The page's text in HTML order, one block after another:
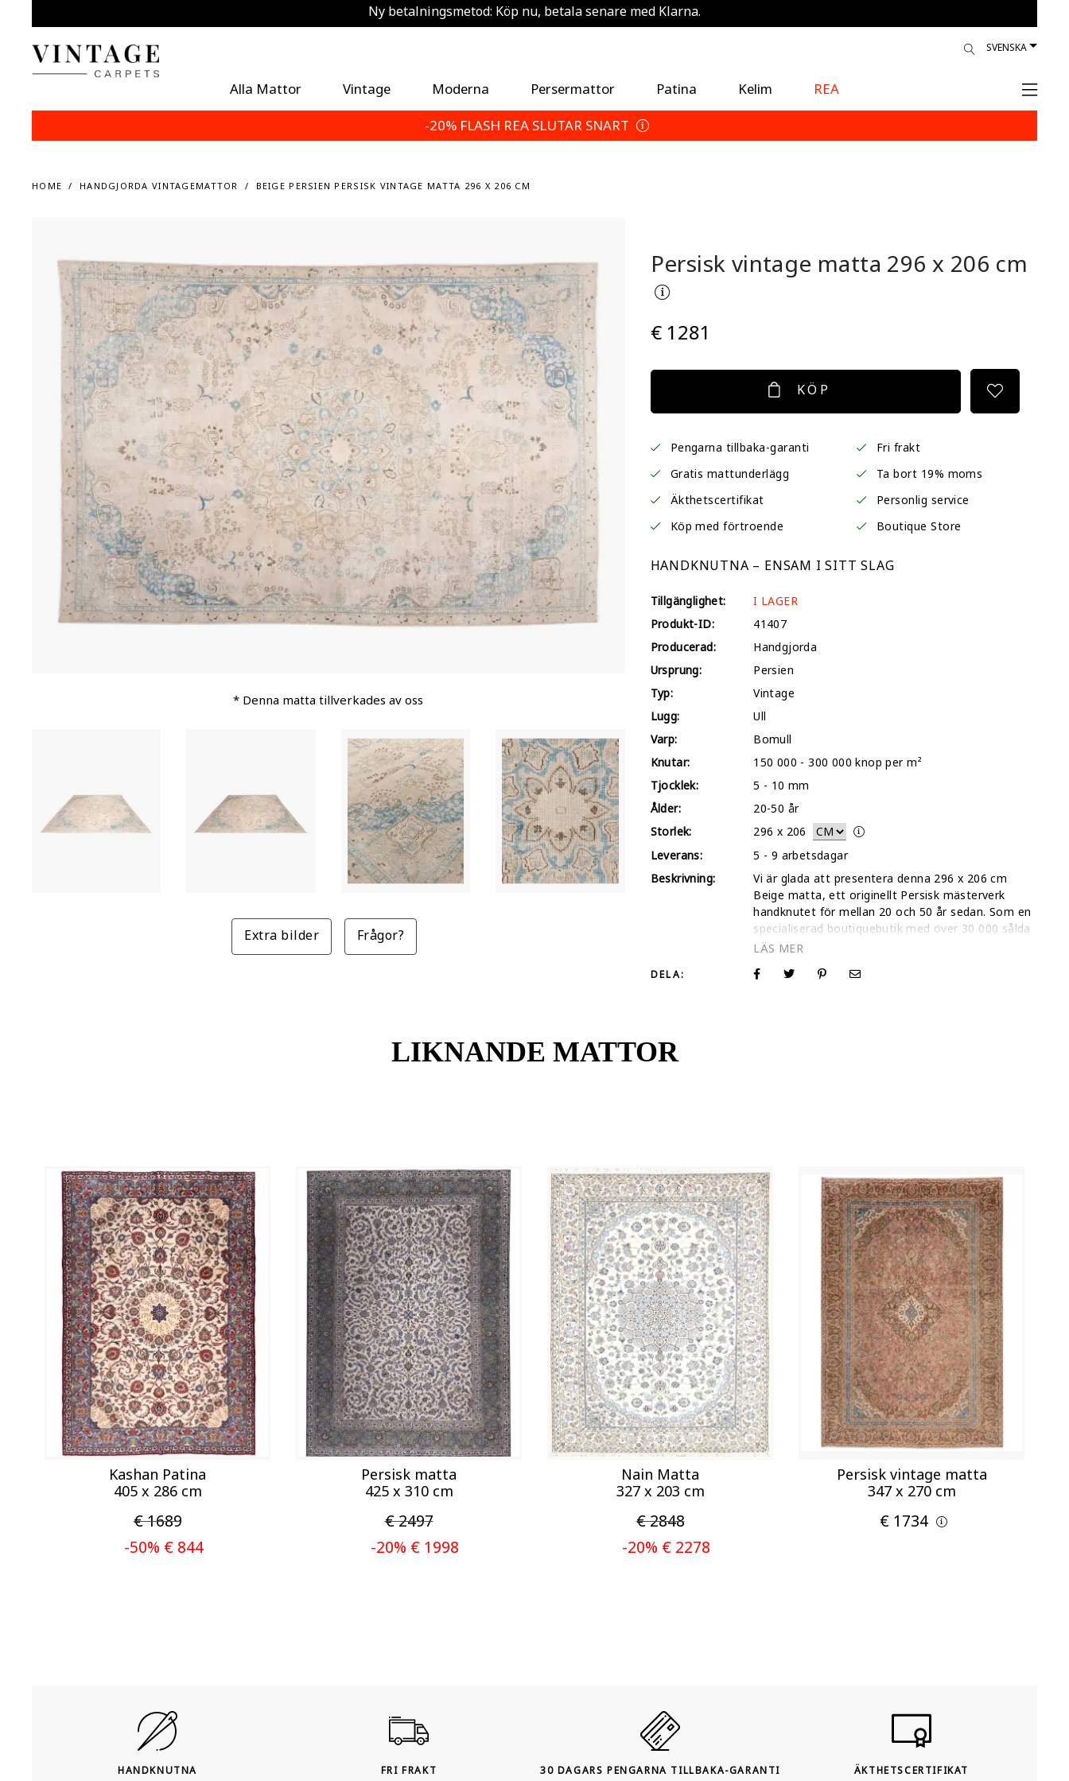
Spara 5 % extra — Välj dina returvillkor
Ny betalningsmetod: Köp nu, betala senare med Klarna.
SVENSKA
Alla Mattor Vintage Moderna Persermattor Patina Kelim
REA
-20% FLASH REA SLUTAR SNART
HOME HANDGJORDA VINTAGEMATTOR BEIGE PERSIEN PERSISK VINTAGE MATTA 296 X 206 CM
* Denna matta tillverkades av oss
Extra bilder Frågor?
Persisk vintage matta 296 x 206 cm
€ 1281
KÖP
Pengarna tillbaka-garanti
Fri frakt
Gratis mattunderlägg
Ta bort 19% moms
Äkthetscertifikat
Personlig service
Köp med förtroende
Boutique Store
HANDKNUTNA – ENSAM I SITT SLAG
Tillgänglighet:
I LAGER
Produkt-ID:
41407
Producerad:
Handgjorda
Ursprung:
Persien
Typ:
Vintage
Lugg:
Ull
Varp:
Bomull
Knutar:
150 000 - 300 000 knop per m²
Tjocklek:
5 - 10 mm
Ålder:
20-50 år
Storlek:
296 x 206
Leverans:
5 - 9 arbetsdagar
Beskrivning:
Vi är glada att presentera denna 296 x 206 cm
Beige matta, ett originellt Persisk mästerverk
handknutet för mellan 20 och 50 år sedan. Som en
specialiserad boutiquebutik med över 30 000 sålda
mattor och ett 5-stjärnigt Trustpilot-betyg förstår
personligt beslut. Även om vi tillhandahåller en
Persisk-exemplar har djuprengjorts för omedelbar
användning i alla exklusiva interiörer. För att
säkerställa den bästa upplevelsen inkluderar varje
beställning 4 kostnadsfria halkskydd av hög kvalitet
för hörnen, vilket håller din matta plan och säker.
Denna 296 x 206 cm matta är en unik blandning av
antikt arv och modern boutiqueservice.
DELA:
LIKNANDE MATTOR
Kashan Patina
405 x 286 cm
€ 1689
-50% € 844
Persisk matta
425 x 310 cm
€ 2497
-20% € 1998
Nain Matta
327 x 203 cm
€ 2848
-20% € 2278
Persisk vintage matta
347 x 270 cm
€ 1734
HANDKNUTNA FRI FRAKT 30 DAGARS PENGARNA TILLBAKA-GARANTI ÄKTHETSCERTIFIKAT